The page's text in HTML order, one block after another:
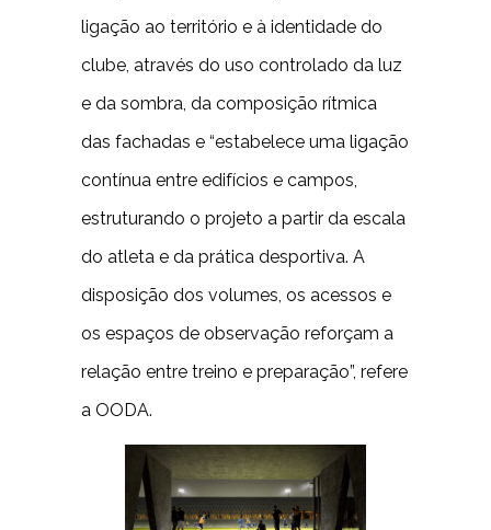
ligação ao território e à identidade do
clube, através do uso controlado da luz
e da sombra, da composição rítmica
das fachadas e “estabelece uma ligação
contínua entre edifícios e campos,
estruturando o projeto a partir da escala
do atleta e da prática desportiva. A
disposição dos volumes, os acessos e
os espaços de observação reforçam a
relação entre treino e preparação”, refere
a OODA.